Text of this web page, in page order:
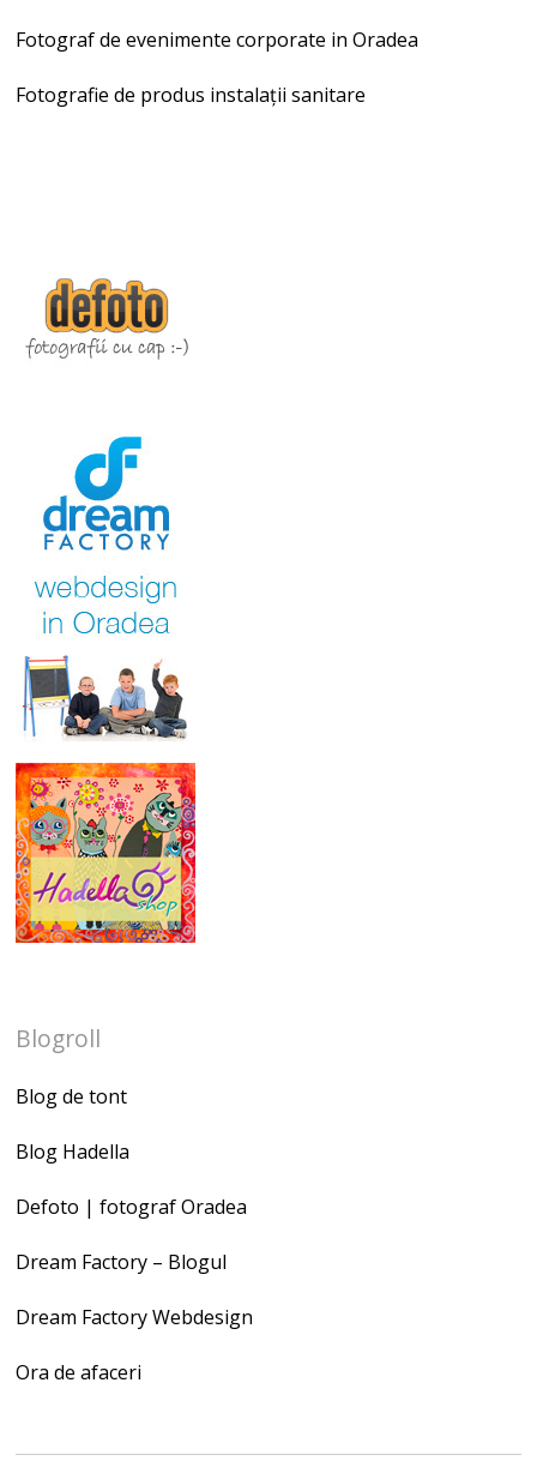
Fotograf de evenimente corporate in Oradea
Fotografie de produs instalații sanitare
Blogroll
Blog de tont
Blog Hadella
Defoto | fotograf Oradea
Dream Factory – Blogul
Dream Factory Webdesign
Ora de afaceri